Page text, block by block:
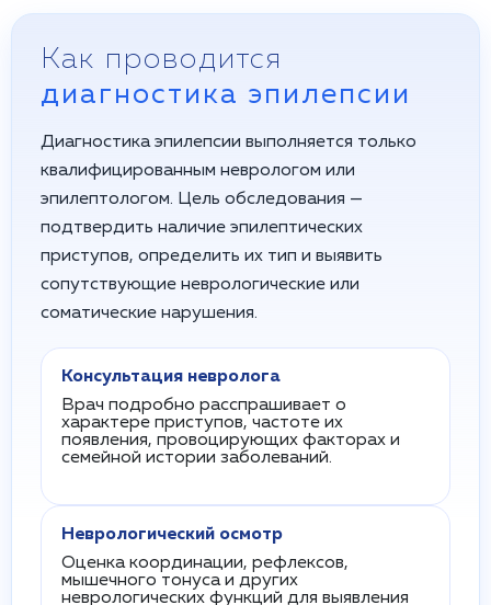
Как проводится
диагностика эпилепсии
Диагностика эпилепсии выполняется только
квалифицированным неврологом или
эпилептологом. Цель обследования —
подтвердить наличие эпилептических
приступов, определить их тип и выявить
сопутствующие неврологические или
соматические нарушения.
Консультация невролога
Врач подробно расспрашивает о
характере приступов, частоте их
появления, провоцирующих факторах и
семейной истории заболеваний.
Неврологический осмотр
Оценка координации, рефлексов,
мышечного тонуса и других
неврологических функций для выявления